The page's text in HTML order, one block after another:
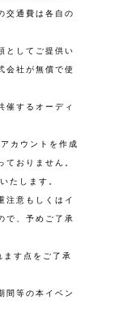
交通費は各自の
としてご提供い
会社が無償で使
するオーディ
カウントを作成
ておりません。
たします。
注意もしくはイ
で、予めご了承
す点をご了承
間等の本イベン